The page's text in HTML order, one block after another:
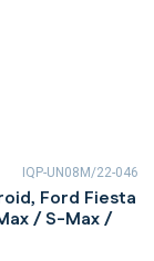
Ford Fiesta
/ S-Max /
IQP-UN08M/22-046